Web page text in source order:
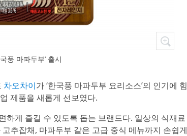
풍 마파두부’ 출시
차오차이가 ‘한국풍 마파두부 요리소스’의 인기에 힘
제품을 새롭게 선보였다.
하게 즐길 수 있도록 돕는 브랜드다. 일상의 식재료
추잡채, 마파두부 같은 고급 중식 메뉴까지 손쉽게